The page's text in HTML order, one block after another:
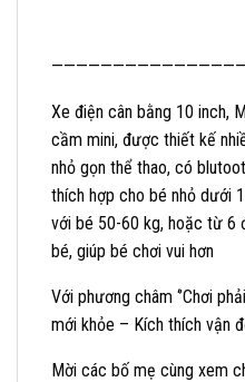
Xe điện cân bằng 10 inch,
cầm mini, được thiết kế
nhỏ gọn thể thao, có
thích hợp cho bé nhỏ dưới
với bé 50-60 kg, hoặc từ 6
bé, giúp bé chơi vui hơn
Với phương châm ‘’Chơi
mới khỏe – Kích thích vận
Mời các bố mẹ cùng xem